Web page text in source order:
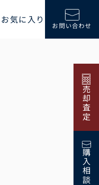
お気に入り お問い合わせ
売却査定
購入相談